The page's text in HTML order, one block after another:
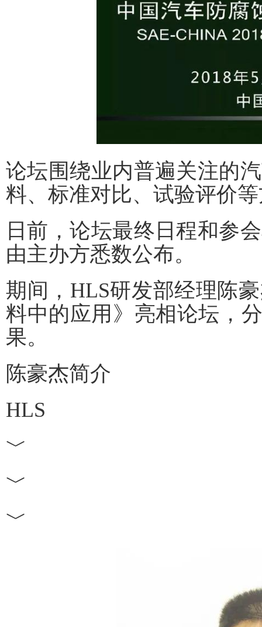
论坛围绕业内普遍关注的
料、标准对比、试验评价
日前，论坛最终日程和参
由主办方悉数公布。
期间，HLS研发部经理陈
料中的应用》亮相论坛，
果。
陈豪杰简介
HLS
﹀
﹀
﹀